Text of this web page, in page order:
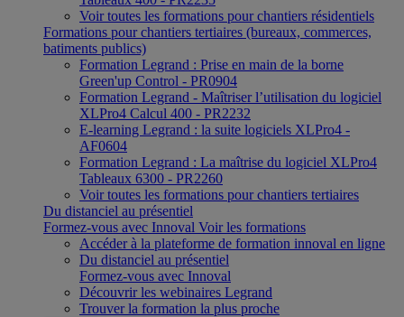
Voir toutes les formations pour chantiers résidentiels
Formations pour chantiers tertiaires (bureaux, commerces,
batiments publics)
Formation Legrand : Prise en main de la borne
Green'up Control - PR0904
Formation Legrand - Maîtriser l’utilisation du logiciel
XLPro4 Calcul 400 - PR2232
E-learning Legrand : la suite logiciels XLPro4 -
AF0604
Formation Legrand : La maîtrise du logiciel XLPro4
Tableaux 6300 - PR2260
Voir toutes les formations pour chantiers tertiaires
Du distanciel au présentiel
Formez-vous avec Innoval Voir les formations
Accéder à la plateforme de formation innoval en ligne
Du distanciel au présentiel
Formez-vous avec Innoval
Découvrir les webinaires Legrand
Trouver la formation la plus proche